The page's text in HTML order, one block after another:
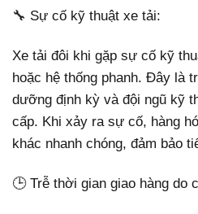
🔧 Sự cố kỹ thuật xe tải:
Xe tải đôi khi gặp sự cố kỹ
hoặc hệ thống phanh. Đây là
dưỡng định kỳ và đội ngũ kỹ
cấp. Khi xảy ra sự cố, hàng
khác nhanh chóng, đảm bảo
🕒 Trễ thời gian giao hàng do